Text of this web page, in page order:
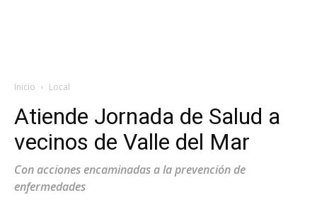
Inicio Local
Atiende Jornada de Salud a
vecinos de Valle del Mar
Con acciones encaminadas a la prevención de
enfermedades